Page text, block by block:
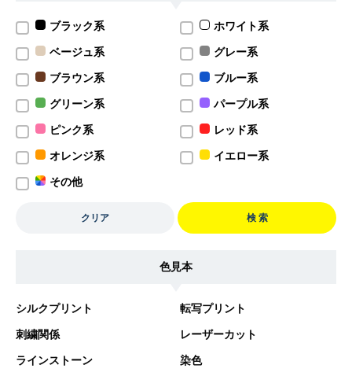
ブラック系 ホワイト系
ベージュ系 グレー系
ブラウン系 ブルー系
グリーン系 パープル系
ピンク系 レッド系
オレンジ系 イエロー系
その他
クリア 検 索
色見本
シルクプリント 転写プリント
刺繍関係 レーザーカット
ラインストーン 染色